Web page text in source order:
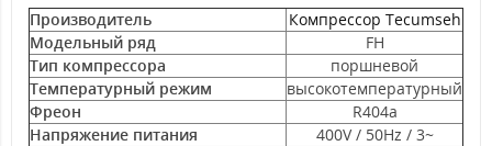
Производитель
Компрессор Tecumseh
Модельный ряд
FH
Тип компрессора
поршневой
Температурный режим
высокотемпературный
Фреон
R404a
Напряжение питания
400V / 50Hz / 3~